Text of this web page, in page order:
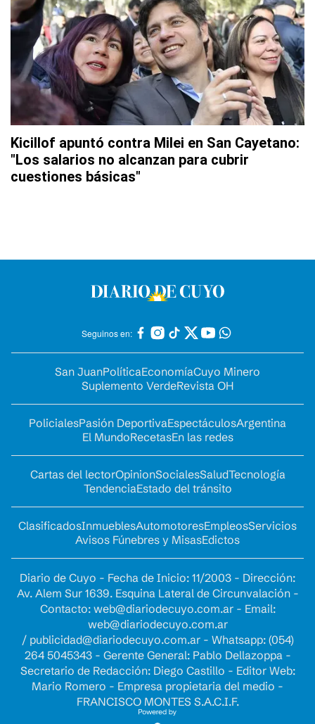
Kicillof apuntó contra Milei en San Cayetano:
"Los salarios no alcanzan para cubrir
cuestiones básicas"
Seguinos en:
San JuanPolíticaEconomíaCuyo Minero
Suplemento VerdeRevista OH
PolicialesPasión DeportivaEspectáculosArgentina
El MundoRecetasEn las redes
Cartas del lectorOpinionSocialesSaludTecnología
TendenciaEstado del tránsito
ClasificadosInmueblesAutomotoresEmpleosServicios
Avisos Fúnebres y MisasEdictos
Diario de Cuyo - Fecha de Inicio: 11/2003 - Dirección:
Av. Alem Sur 1639. Esquina Lateral de Circunvalación -
Contacto: web@diariodecuyo.com.ar- Email:
web@diariodecuyo.com.ar
/ publicidad@diariodecuyo.com.ar- Whatsapp: (054)
264 5045343 - Gerente General: Pablo Dellazoppa -
Secretario de Redacción: Diego Castillo - Editor Web:
Mario Romero - Empresa propietaria del medio -
FRANCISCO MONTES S.A.C.I.F.